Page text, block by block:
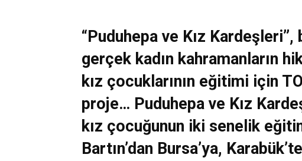
“Puduhepa ve Kız
gerçek kadın kahramanların
kız çocuklarının eğitimi için
proje… Puduhepa ve Kız
kız çocuğunun iki senelik
Bartın’dan Bursa’ya,